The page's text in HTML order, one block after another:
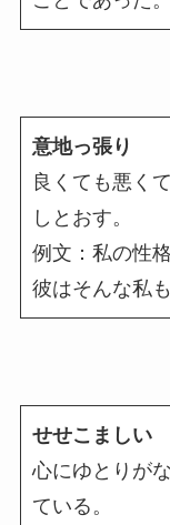
意地っ張り
良くても悪く
しとおす。
例文：私の性
彼はそんな私
せせこましい
心にゆとりが
ている。